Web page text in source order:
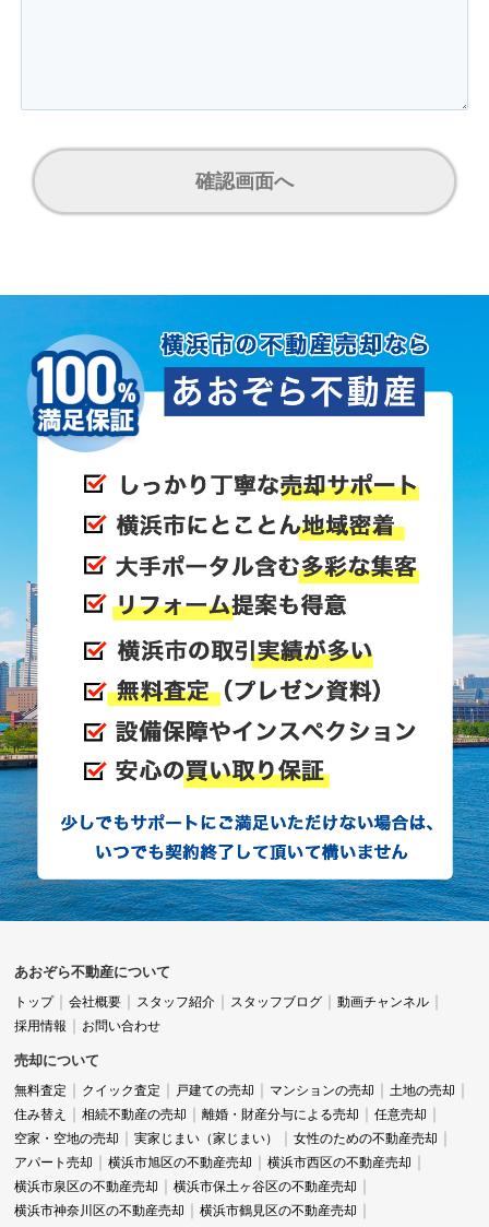
確認画面へ
あおぞら不動産について
トップ 会社概要 スタッフ紹介 スタッフブログ
動画チャンネル
採用情報
お問い合わせ
売却について
無料査定 クイック査定 戸建ての売却 マンションの売却
土地の売却
住み替え
相続不動産の売却 離婚・財産分与による売却
任意売却
空家・空地の売却
実家じまい（家じまい）
女性のための不動産売却
アパート売却
横浜市旭区の不動産売却
横浜市西区の不動産売却
横浜市泉区の不動産売却
横浜市保土ヶ谷区の不動産売却
横浜市神奈川区の不動産売却
横浜市鶴見区の不動産売却